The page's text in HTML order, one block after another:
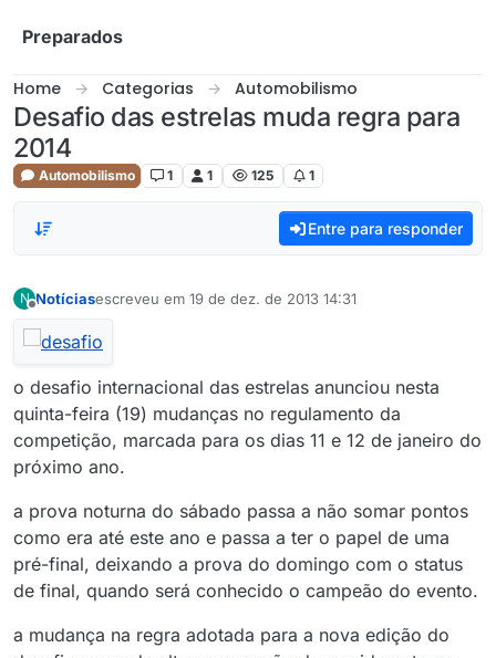
Preparados
Home Categorias Automobilismo
Desafio das estrelas muda regra para
2014
Automobilismo 1 1 125 1
Entre para responder
N Notíciasescreveu em 19 de dez. de 2013 14:31
última edição por
o desafio internacional das estrelas anunciou nesta
quinta-feira (19) mudanças no regulamento da
competição, marcada para os dias 11 e 12 de janeiro do
próximo ano.
a prova noturna do sábado passa a não somar pontos
como era até este ano e passa a ter o papel de uma
pré-final, deixando a prova do domingo com o status
de final, quando será conhecido o campeão do evento.
a mudança na regra adotada para a nova edição do